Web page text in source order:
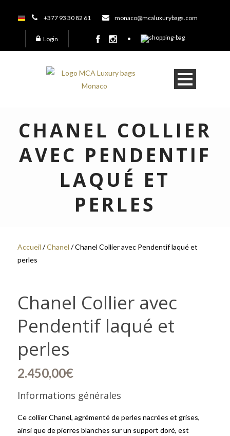
+377 93 30 82 61 monaco@mcaluxurybags.com
Login
CHANEL COLLIER
AVEC PENDENTIF
LAQUÉ ET
PERLES
Accueil /Chanel / Chanel Collier avec Pendentif laqué et
perles
Chanel Collier avec
Pendentif laqué et
perles
2.450,00€
Informations générales
Ce collier Chanel, agrémenté de perles nacrées et grises,
ainsi que de pierres blanches sur un support doré, est